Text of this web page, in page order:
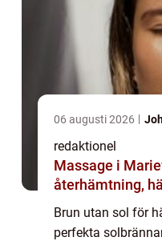
06 augusti 2026
redaktionel
Massage i
återhämtning,
Brun utan sol för
perfekta